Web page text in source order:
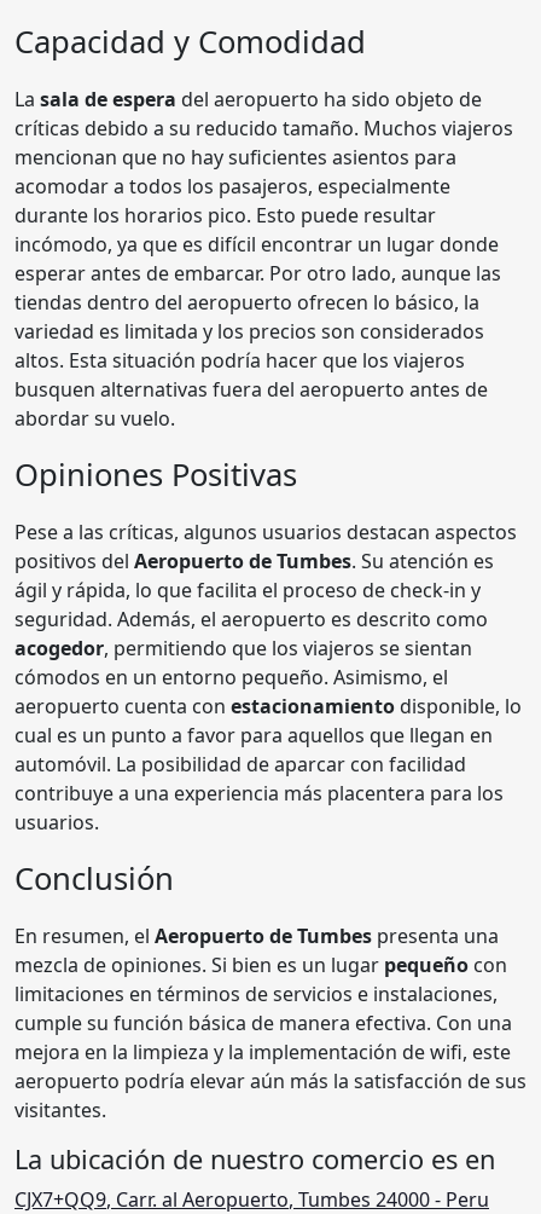
Capacidad y Comodidad
La sala de espera del aeropuerto ha sido objeto de
críticas debido a su reducido tamaño. Muchos viajeros
mencionan que no hay suficientes asientos para
acomodar a todos los pasajeros, especialmente
durante los horarios pico. Esto puede resultar
incómodo, ya que es difícil encontrar un lugar donde
esperar antes de embarcar. Por otro lado, aunque las
tiendas dentro del aeropuerto ofrecen lo básico, la
variedad es limitada y los precios son considerados
altos. Esta situación podría hacer que los viajeros
busquen alternativas fuera del aeropuerto antes de
abordar su vuelo.
Opiniones Positivas
Pese a las críticas, algunos usuarios destacan aspectos
positivos del Aeropuerto de Tumbes. Su atención es
ágil y rápida, lo que facilita el proceso de check-in y
seguridad. Además, el aeropuerto es descrito como
acogedor, permitiendo que los viajeros se sientan
cómodos en un entorno pequeño. Asimismo, el
aeropuerto cuenta con estacionamientodisponible, lo
cual es un punto a favor para aquellos que llegan en
automóvil. La posibilidad de aparcar con facilidad
contribuye a una experiencia más placentera para los
usuarios.
Conclusión
En resumen, el Aeropuerto de Tumbes presenta una
mezcla de opiniones. Si bien es un lugar pequeño con
limitaciones en términos de servicios e instalaciones,
cumple su función básica de manera efectiva. Con una
mejora en la limpieza y la implementación de wifi, este
aeropuerto podría elevar aún más la satisfacción de sus
visitantes.
La ubicación de nuestro comercio es en
CJX7+QQ9, Carr. al Aeropuerto, Tumbes 24000- Peru